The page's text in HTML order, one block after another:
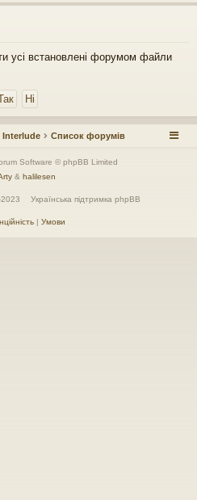
и ра
о
усі встановлені форумом файли
Interlude Список форумів
Software © phpBB Limited
& halilesen
Українська підтримка phpBB
| Умови